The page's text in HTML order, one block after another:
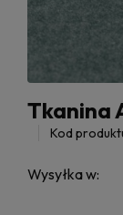
Tkanina
Kod
Wysyłka w: